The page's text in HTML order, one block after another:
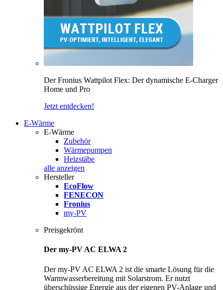
Der Fronius Wattpilot Flex: Der dynamische E-Charger
Home und Pro
Jetzt entdecken!
E-Wärme
E-Wärme
Zubehör
Wärmepumpen
Heizstäbe
alle anzeigen
Hersteller
EcoFlow
FENECON
Fronius
my-PV
Preisgekrönt
Der my-PV AC ELWA 2
Der my-PV AC ELWA 2 ist die smarte Lösung für die
Warmwasserbereitung mit Solarstrom. Er nutzt
überschüssige Energie aus der eigenen PV-Anlage und